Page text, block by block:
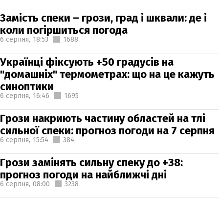
Замість спеки – грози, град і шквали: де і
коли погіршиться погода
6 серпня, 18:53 1688
Українці фіксують +50 градусів на
"домашніх" термометрах: що на це кажуть
синоптики
6 серпня, 16:46 1695
Грози накриють частину областей на тлі
сильної спеки: прогноз погоди на 7 серпня
6 серпня, 15:54 384
Грози замінять сильну спеку до +38:
прогноз погоди на найближчі дні
6 серпня, 08:00 3238